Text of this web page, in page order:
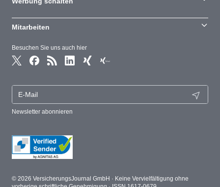
Besuchen Sie uns auch hier
Newsletter abonnieren
Mitarbeiten
© 2026 VersicherungsJournal GmbH · Keine Vervielfältigung ohne